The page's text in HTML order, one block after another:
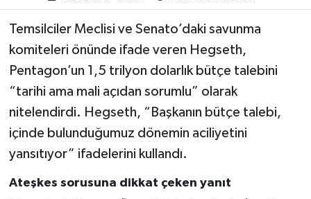
Temsilciler Meclisi ve Senato’daki savunma
komiteleri önünde ifade veren Hegseth,
Pentagon’un 1,5 trilyon dolarlık bütçe talebini
“tarihi ama mali açıdan sorumlu” olarak
nitelendirdi. Hegseth, “Başkanın bütçe talebi,
içinde bulunduğumuz dönemin aciliyetini
yansıtıyor” ifadelerini kullandı.
Ateşkes sorusuna dikkat çeken yanıt